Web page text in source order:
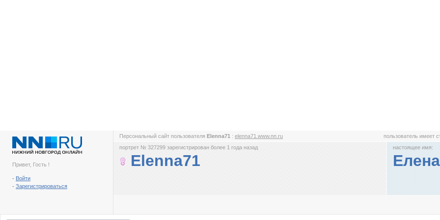
Привет, Гость !
- Войти
- Зарегистрироваться
Персональный сайт пользователя Elenna71 : elenna71.www.nn.ru пользователь имеет
портрет № 327299 зарегистрирован более 1 года назад
Elenna71
настоящее имя:
Елена